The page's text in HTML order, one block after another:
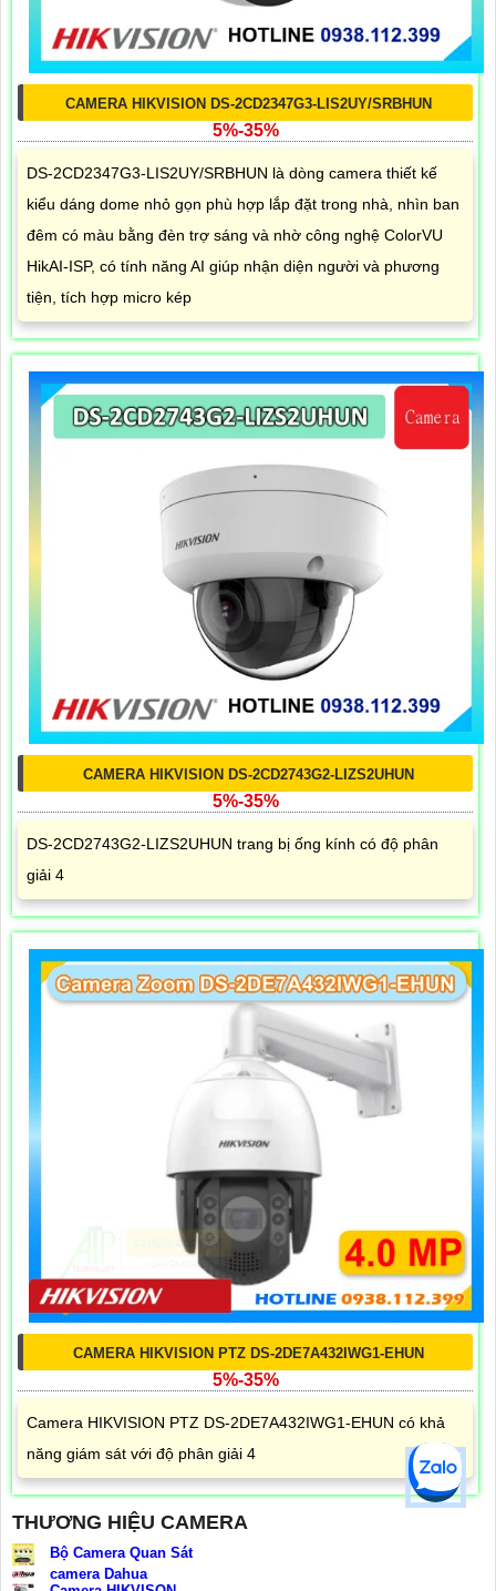
CAMERA HIKVISION DS-2CD2347G3-LIS2UY/SRBHUN
5%-35%
DS-2CD2347G3-LIS2UY/SRBHUN là dòng camera thiết kế
kiểu dáng dome nhỏ gọn phù hợp lắp đặt trong nhà, nhìn ban
đêm có màu bằng đèn trợ sáng và nhờ công nghệ ColorVU
HikAI-ISP, có tính năng AI giúp nhận diện người và phương
tiện, tích hợp micro kép
CAMERA HIKVISION DS-2CD2743G2-LIZS2UHUN
5%-35%
DS-2CD2743G2-LIZS2UHUN trang bị ống kính có độ phân
giải 4
CAMERA HIKVISION PTZ DS-2DE7A432IWG1-EHUN
5%-35%
Camera HIKVISION PTZ DS-2DE7A432IWG1-EHUN có khả
năng giám sát với độ phân giải 4
THƯƠNG HIỆU CAMERA
Bộ Camera Quan Sát
camera Dahua